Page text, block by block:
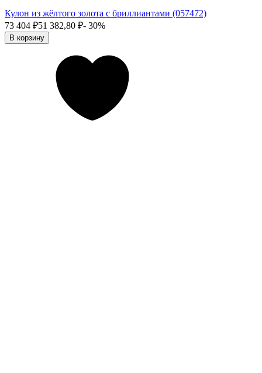
Кулон из жёлтого золота с бриллиантами (057472)
73 404 ₽51 382,80 ₽- 30%
В корзину